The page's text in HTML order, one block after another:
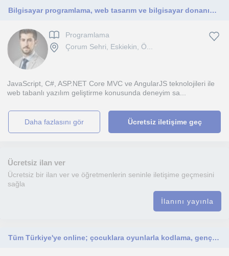
Bilgisayar programlama, web tasarım ve bilgisayar donanımı alanlarında eğitim vermekteyim. Özellikle başlangıç ve orta seviyede.
Programlama
Çorum Sehri, Eskiekin, Ö...
JavaScript, C#, ASP.NET Core MVC ve AngularJS teknolojileri ile
web tabanlı yazılım geliştirme konusunda deneyim sa...
daha fazlasını gör Ücretsiz iletişime geç
Ücretsiz ilan ver
Ücretsiz bir ilan ver ve öğretmenlerin seninle iletişime geçmesini
sağla
İlanını yayınla
Tüm Türkiye'ye online; çocuklara oyunlarla kodlama, gençlere proje odaklı yazılım öğreten bilgisayar mühendisliği öğrencisi.